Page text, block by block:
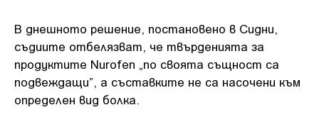
В днешното решение, постановено в Сидни,
съдиите отбелязват, че твърденията за
продуктите Nurofen „по своята същност са
подвеждащи”, а съставките не са насочени към
определен вид болка.